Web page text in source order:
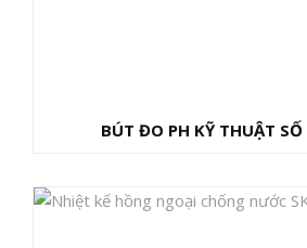
BÚT ĐO PH KỸ THUẬT